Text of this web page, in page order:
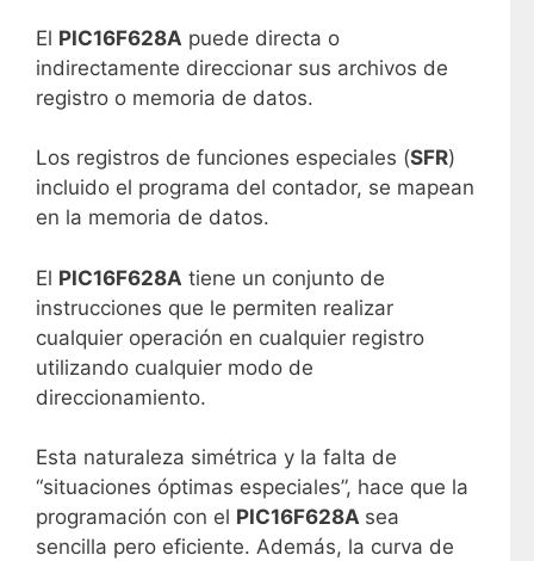
El PIC16F628A puede directa o
indirectamente direccionar sus archivos de
registro o memoria de datos.
Los registros de funciones especiales (SFR)
incluido el programa del contador, se mapean
en la memoria de datos.
El PIC16F628A tiene un conjunto de
instrucciones que le permiten realizar
cualquier operación en cualquier registro
utilizando cualquier modo de
direccionamiento.
Esta naturaleza simétrica y la falta de
“situaciones óptimas especiales”, hace que la
programación con el PIC16F628A sea
sencilla pero eficiente. Además, la curva de